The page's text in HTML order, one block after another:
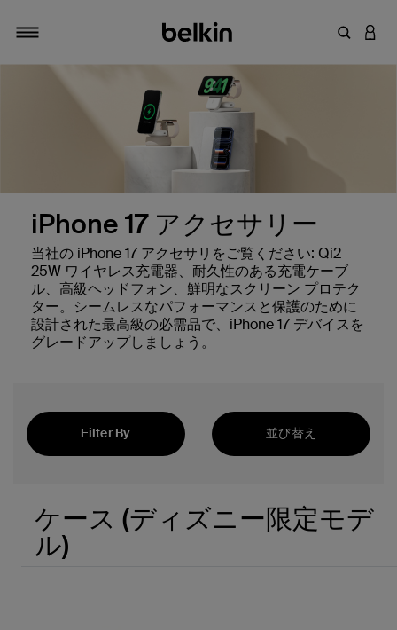
切り替え
キーワアカ
iPhone 17 アクセサリー
当社の iPhone 17 アクセサリをご覧ください: Qi2
25W ワイヤレス充電器、耐久性のある充電ケーブ
ル、高級ヘッドフォン、鮮明なスクリーン プロテク
ター。シームレスなパフォーマンスと保護のために
設計された最高級の必需品で、iPhone 17 デバイスを
グレードアップしましょう。
Filter By
並び替え
ケース (ディズニー限定モデ
ル)